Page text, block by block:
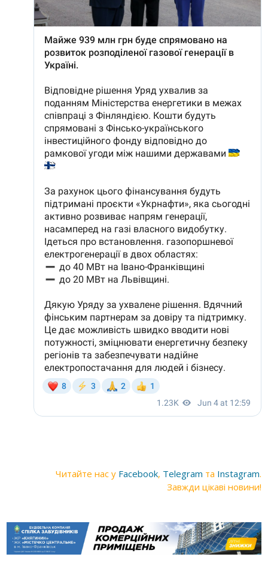
Читайте нас у Facebook, Telegram та Instagram.
Завжди цікаві новини!